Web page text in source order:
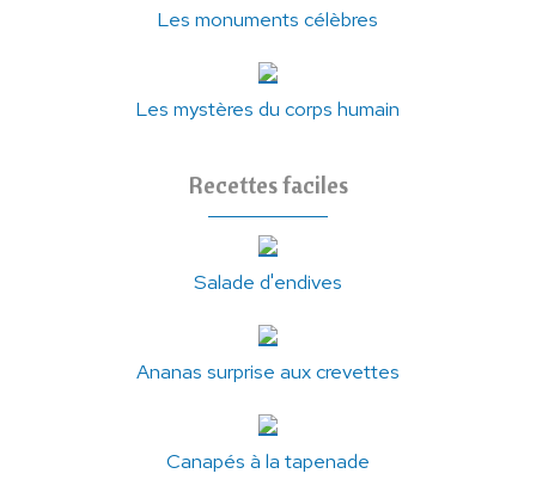
Les monuments célèbres
Les mystères du corps humain
Recettes faciles
Salade d'endives
Ananas surprise aux crevettes
Canapés à la tapenade